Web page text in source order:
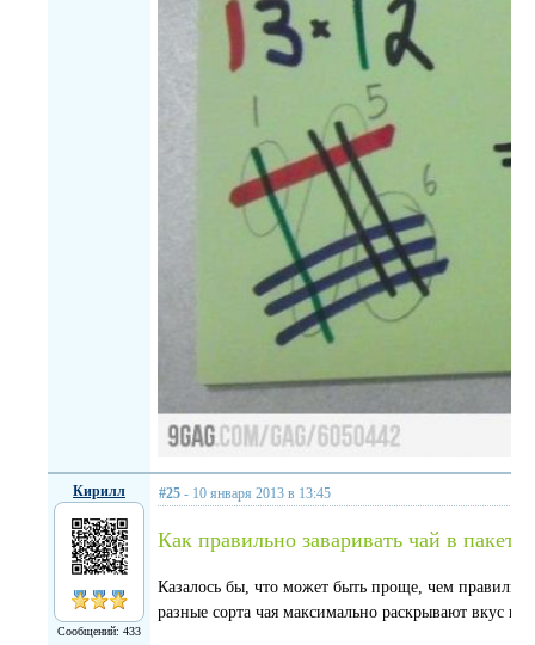
Кирилл
Сообщений: 433
#25 - 10 января 2013 в 13:45
Как правильно заваривать чай в
Казалось бы, что может быть проще, чем
разные сорта чая максимально раскрывают вкус